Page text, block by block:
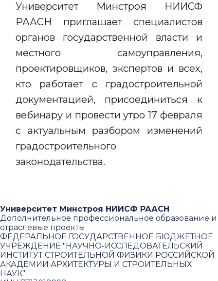
Университет Минстроя НИИСФ
РААСН приглашает специалистов
органов государственной власти и
местного самоуправления,
проектировщиков, экспертов и всех,
кто работает с градостроительной
документацией, присоединиться к
вебинару и провести утро 17 февраля
с актуальным разбором изменений
градостроительного
законодательства.
Университет Минстроя НИИСФ РААСН
Дополнительное профессиональное образование и
отраслевые проекты
ФЕДЕРАЛЬНОЕ ГОСУДАРСТВЕННОЕ БЮДЖЕТНОЕ
УЧРЕЖДЕНИЕ "НАУЧНО-ИССЛЕДОВАТЕЛЬСКИЙ
ИНСТИТУТ СТРОИТЕЛЬНОЙ ФИЗИКИ РОССИЙСКОЙ
АКАДЕМИИ АРХИТЕКТУРЫ И СТРОИТЕЛЬНЫХ
НАУК":